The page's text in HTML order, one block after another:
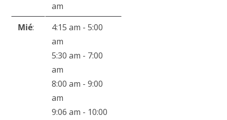
am
Mié: 4:15 am - 5:00
am
5:30 am - 7:00
am
8:00 am - 9:00
am
9:06 am - 10:00